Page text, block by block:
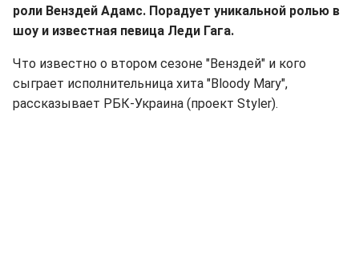
роли Венздей Адамс. Порадует уникальной ролью в
шоу и известная певица Леди Гага.
Что известно о втором сезоне "Венздей" и кого
сыграет исполнительница хита "Bloody Mary",
рассказывает РБК-Украина (проект Styler).